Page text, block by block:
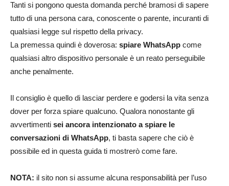
Tanti si pongono questa domanda perché bramosi di sapere
tutto di una persona cara, conoscente o parente, incuranti di
qualsiasi legge sul rispetto della privacy.
La premessa quindi è doverosa: spiare WhatsApp come
qualsiasi altro dispositivo personale è un reato perseguibile
anche penalmente.
Il consiglio è quello di lasciar perdere e godersi la vita senza
dover per forza spiare qualcuno. Qualora nonostante gli
avvertimenti sei ancora intenzionato a spiare le
conversazioni di WhatsApp, ti basta sapere che ciò è
possibile ed in questa guida ti mostrerò come fare.
NOTA: il sito non si assume alcuna responsabilità per l’uso